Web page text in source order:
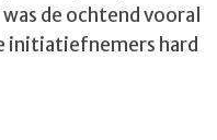
de ochtend vooral
initiatiefnemers hard